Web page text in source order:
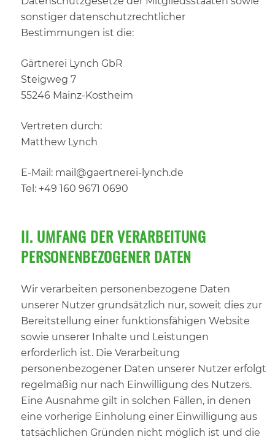
sonstiger datenschutzrechtlicher
Bestimmungen ist die:
Gärtnerei Lynch GbR
Steigweg 7
55246 Mainz-Kostheim
Vertreten durch:
Matthew Lynch
E-Mail: mail@gaertnerei-lynch.de
Tel: +49 160 9671 0690
II. UMFANG DER VERARBEITUNG
PERSONENBEZOGENER DATEN
Wir verarbeiten personenbezogene Daten
unserer Nutzer grundsätzlich nur, soweit dies zur
Bereitstellung einer funktionsfähigen Website
sowie unserer Inhalte und Leistungen
erforderlich ist. Die Verarbeitung
personenbezogener Daten unserer Nutzer erfolgt
regelmäßig nur nach Einwilligung des Nutzers.
Eine Ausnahme gilt in solchen Fällen, in denen
eine vorherige Einholung einer Einwilligung aus
tatsächlichen Gründen nicht möglich ist und die